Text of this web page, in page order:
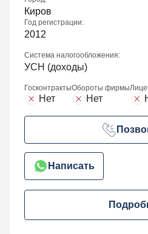
Киров
Год регистрации:
2012
Система налогообложения:
УСН (доходы)
Госконтракты
Нет
Обороты фирмы
Нет
Написать